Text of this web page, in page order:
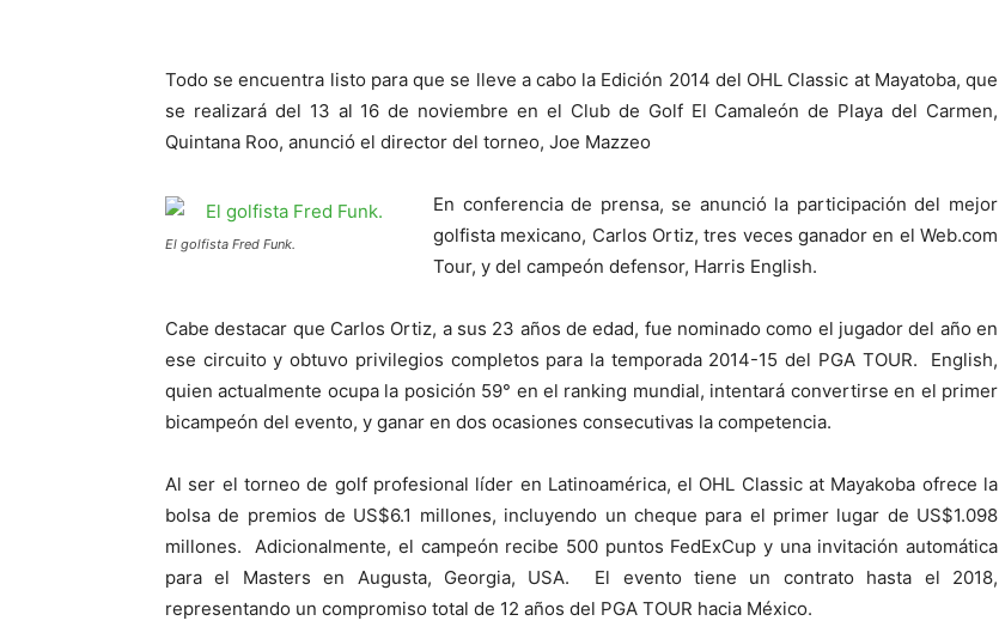
Todo se encuentra listo para que se lleve a cabo la Edición 2014 del OHL Classic at Mayatoba, que
se realizará del 13 al 16 de noviembre en el Club de Golf El Camaleón de Playa del Carmen,
Quintana Roo, anunció el director del torneo, Joe Mazzeo
El golfista Fred Funk.
En conferencia de prensa, se anunció la participación del mejor
golfista mexicano, Carlos Ortiz, tres veces ganador en el Web.com
Tour, y del campeón defensor, Harris English.
Cabe destacar que Carlos Ortiz, a sus 23 años de edad, fue nominado como el jugador del año en
ese circuito y obtuvo privilegios completos para la temporada 2014-15 del PGA TOUR. English,
quien actualmente ocupa la posición 59° en el ranking mundial, intentará convertirse en el primer
bicampeón del evento, y ganar en dos ocasiones consecutivas la competencia.
Al ser el torneo de golf profesional líder en Latinoamérica, el OHL Classic at Mayakoba ofrece la
bolsa de premios de US$6.1 millones, incluyendo un cheque para el primer lugar de US$1.098
millones. Adicionalmente, el campeón recibe 500 puntos FedExCup y una invitación automática
para el Masters en Augusta, Georgia, USA. El evento tiene un contrato hasta el 2018,
representando un compromiso total de 12 años del PGA TOUR hacia México.